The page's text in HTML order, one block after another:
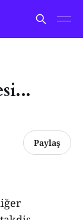
Paylaş